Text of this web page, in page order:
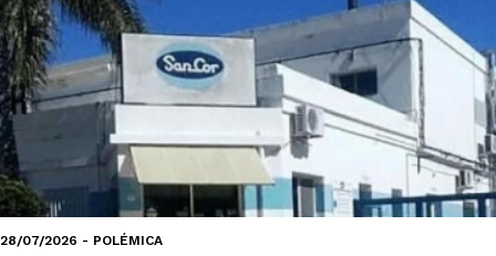
28/07/2026 - POLÉMICA